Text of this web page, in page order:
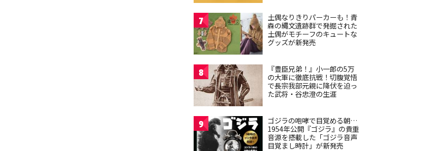
7
土偶なりきりパーカーも！青
森の縄文遺跡群で発掘された
土偶がモチーフのキュートな
グッズが新発売
8
『豊臣兄弟！』小一郎の5万
の大軍に徹底抗戦！切腹覚悟
で長宗我部元親に降伏を迫っ
た武将・谷忠澄の生涯
9
ゴジラの咆哮で目覚める朝…
1954年公開『ゴジラ』の貴重
音源を搭載した「ゴジラ音声
目覚まし時計」が新発売